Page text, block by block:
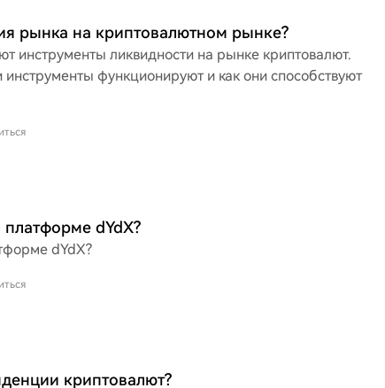
рынка на криптовалютном рынке?
инструменты ликвидности на рынке криптовалют.
функционируют и как они способствуют
dYdX?
dYdX?
криптовалют?